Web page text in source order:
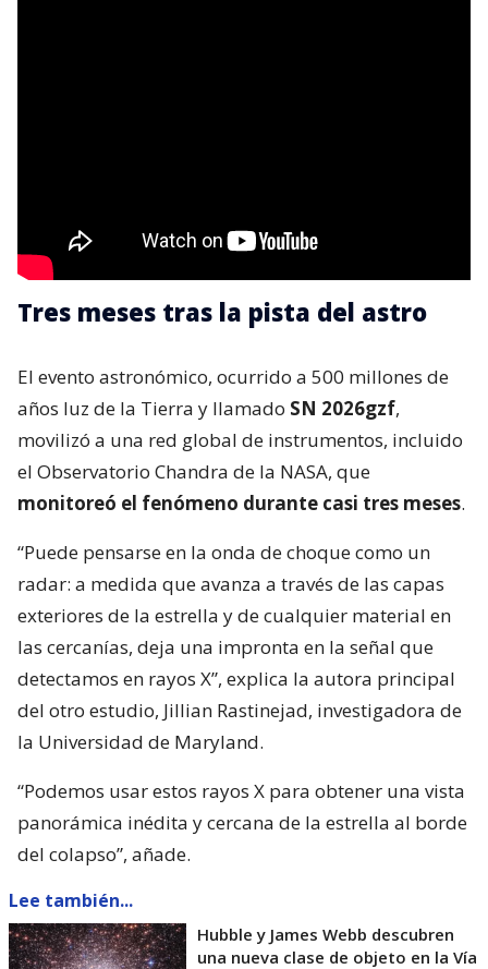
Tres meses tras la pista del astro
El evento astronómico, ocurrido a 500 millones de
años luz de la Tierra y llamado SN 2026gzf,
movilizó a una red global de instrumentos, incluido
el Observatorio Chandra de la NASA, que
monitoreó el fenómeno durante casi tres meses.
“Puede pensarse en la onda de choque como un
radar: a medida que avanza a través de las capas
exteriores de la estrella y de cualquier material en
las cercanías, deja una impronta en la señal que
detectamos en rayos X”, explica la autora principal
del otro estudio, Jillian Rastinejad, investigadora de
la Universidad de Maryland.
“Podemos usar estos rayos X para obtener una vista
panorámica inédita y cercana de la estrella al borde
del colapso”, añade.
Lee también...
Hubble y James Webb descubren
una nueva clase de objeto en la Vía